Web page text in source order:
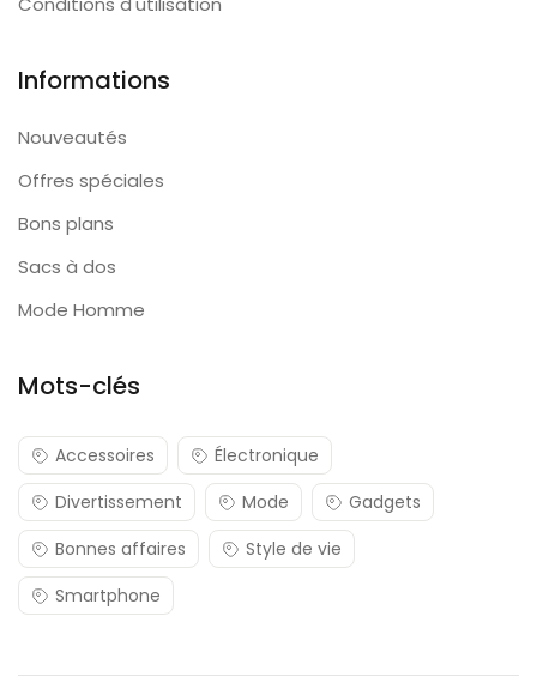
Informations
Nouveautés
Offres spéciales
Bons plans
Sacs à dos
Mode Homme
Mots-clés
Accessoires
Électronique
Divertissement
Mode
Gadgets
Bonnes affaires
Style de vie
Smartphone